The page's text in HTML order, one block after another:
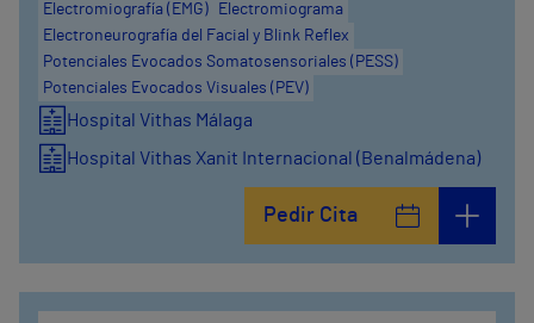
Electromiografía (EMG)
Electromiograma
Electroneurografía del Facial y Blink Reflex
Potenciales Evocados Somatosensoriales (PESS)
Potenciales Evocados Visuales (PEV)
Hospital Vithas Málaga
Hospital Vithas Xanit Internacional (Benalmádena)
Pedir Cita